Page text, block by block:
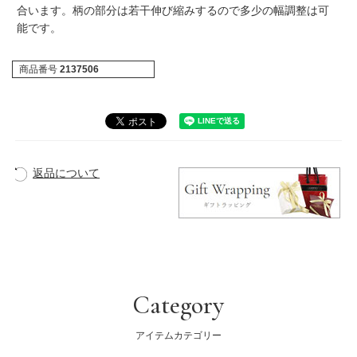
合います。柄の部分は若干伸び縮みするので多少の幅調整は可
能です。
商品番号 2137506
返品について
Category
アイテムカテゴリー